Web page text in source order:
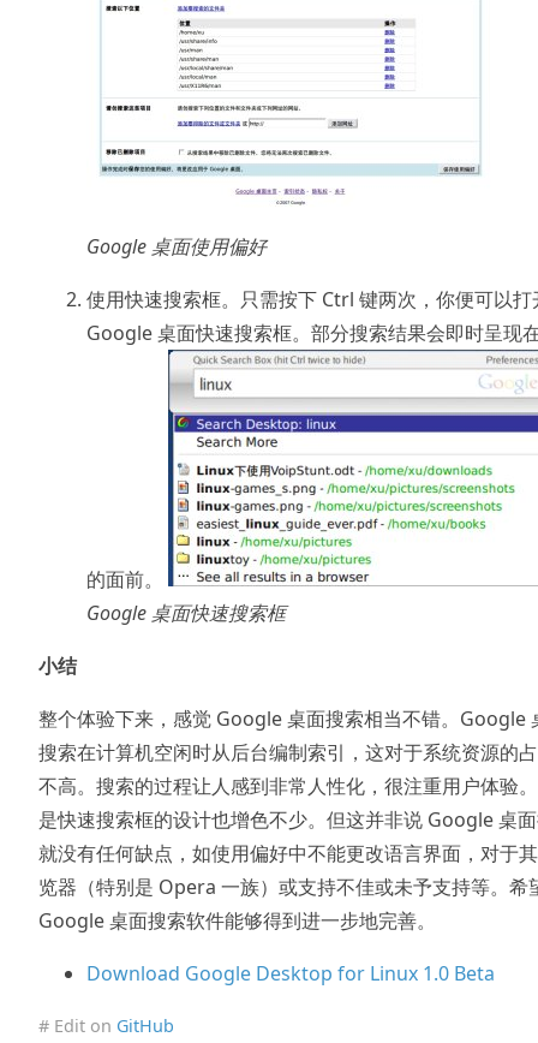
Google 桌面使用偏好
使用快速搜索框。只需按下 Ctrl 键两次，你便可以打
Google 桌面快速搜索框。部分搜索结果会即时呈现
的面前。
Google 桌面快速搜索框
小结
整个体验下来，感觉 Google 桌面搜索相当不错。Google
搜索在计算机空闲时从后台编制索引，这对于系统资源的
不高。搜索的过程让人感到非常人性化，很注重用户体验
是快速搜索框的设计也增色不少。但这并非说 Google 桌
就没有任何缺点，如使用偏好中不能更改语言界面，对于
览器（特别是 Opera 一族）或支持不佳或未予支持等。希
Google 桌面搜索软件能够得到进一步地完善。
Download Google Desktop for Linux 1.0 Beta
# Edit on GitHub